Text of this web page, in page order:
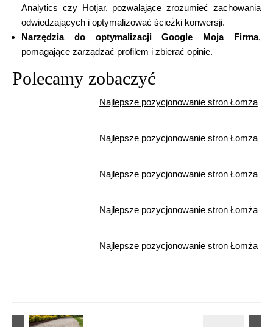
Analytics czy Hotjar, pozwalające zrozumieć zachowania
odwiedzających i optymalizować ścieżki konwersji.
Narzędzia do optymalizacji Google Moja Firma,
pomagające zarządzać profilem i zbierać opinie.
Polecamy zobaczyć
Najlepsze pozycjonowanie stron Łomża
Najlepsze pozycjonowanie stron Łomża
Najlepsze pozycjonowanie stron Łomża
Najlepsze pozycjonowanie stron Łomża
Najlepsze pozycjonowanie stron Łomża